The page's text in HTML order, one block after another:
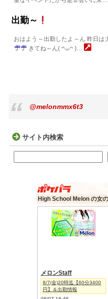
出勤～
おはよう～出勤したよ～ん 昨日は
きてね～ん( ᴖ⩊ᴖ )…
@melonmmx6t3
サイト内検索